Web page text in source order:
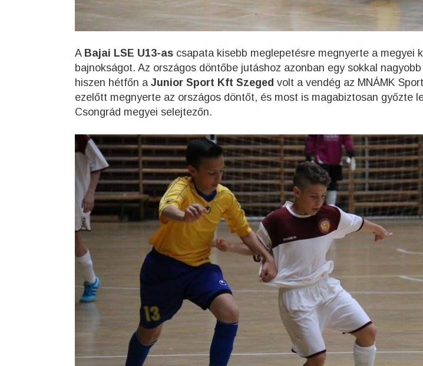
A Bajai LSE U13-as csapata kisebb meglepetésre megnyerte a megyei
bajnokságot. Az országos döntőbe jutáshoz azonban egy sokkal
hiszen hétfőn a Junior Sport Kft Szeged volt a vendég az MNÁMK
ezelőtt megnyerte az országos döntőt, és most is magabiztosan győzte
Csongrád megyei selejtezőn.